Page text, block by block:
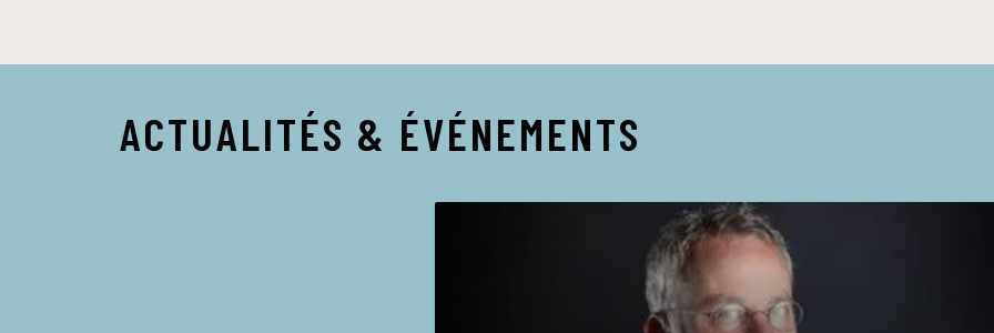
ACTUALITÉS & ÉVÉNEMENTS